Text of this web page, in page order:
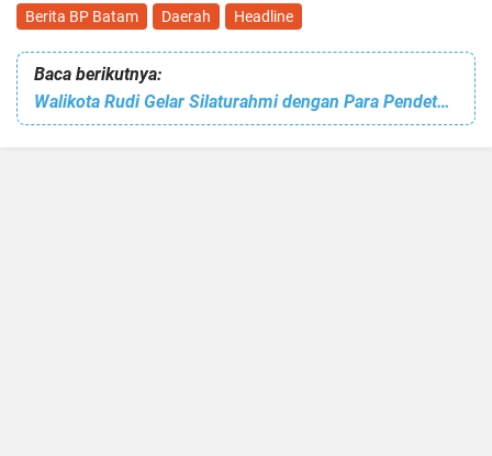
Berita BP Batam Daerah Headline
Baca berikutnya:
Walikota Rudi Gelar Silaturahmi dengan Para Pendeta Tergabung dalam IPMB